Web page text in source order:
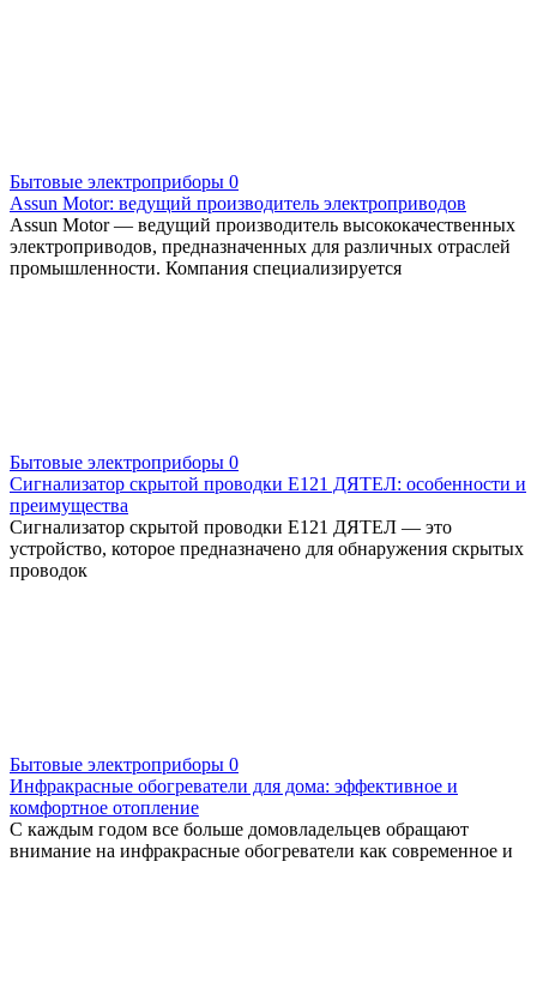
Бытовые электроприборы 0
Assun Motor: ведущий производитель электроприводов
Assun Motor — ведущий производитель высококачественных
электроприводов, предназначенных для различных отраслей
промышленности. Компания специализируется
Бытовые электроприборы 0
Сигнализатор скрытой проводки Е121 ДЯТЕЛ: особенности и
преимущества
Сигнализатор скрытой проводки Е121 ДЯТЕЛ — это
устройство, которое предназначено для обнаружения скрытых
проводок
Бытовые электроприборы 0
Инфракрасные обогреватели для дома: эффективное и
комфортное отопление
С каждым годом все больше домовладельцев обращают
внимание на инфракрасные обогреватели как современное и